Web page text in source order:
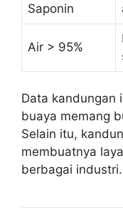
Saponin
Air > 95%
Data kandungan
buaya memang
Selain itu,
membuatnya
berbagai industri.